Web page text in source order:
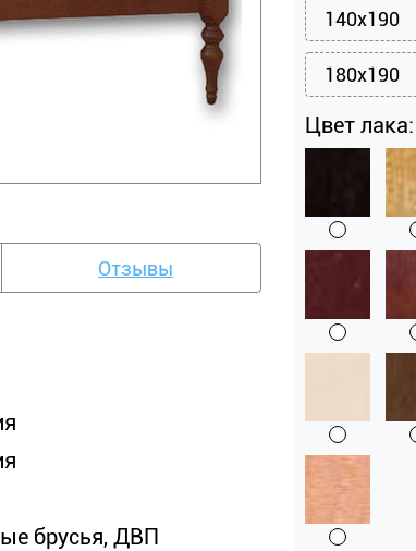
Отзывы
брусья, ДВП
140x190
180x190
Цвет лака: